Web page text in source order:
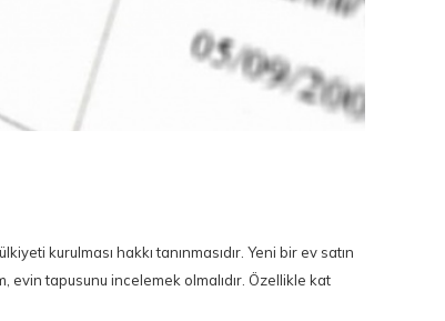
kurulması hakkı tanınmasıdır. Yeni bir ev satın
evin tapusunu incelemek olmalıdır. Özellikle kat